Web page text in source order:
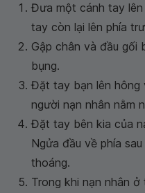
Đưa một cánh tay lên
tay còn lại lên phía
Gập chân và đầu gối
bụng.
Đặt tay bạn lên hông
người nạn nhân nằm
Đặt tay bên kia của
Ngửa đầu về phía
thoáng.
Trong khi nạn nhân